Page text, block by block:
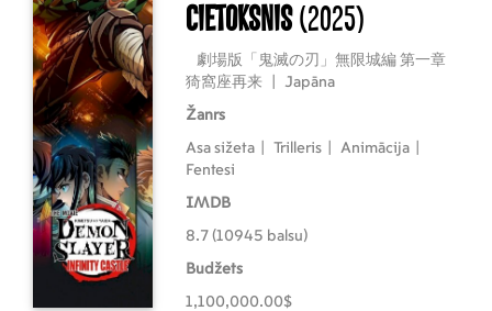
cietoksnis(2025)
劇場版「鬼滅の刃」無限城編 第一章
猗窩座再来
Japāna
Žanrs
Asa sižeta Trilleris Animācija
Fentesi
IMDB
8.7 (10945 balsu)
Budžets
1,100,000.00$